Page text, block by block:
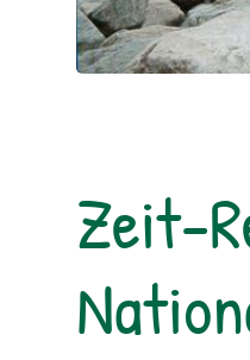
Zeit-